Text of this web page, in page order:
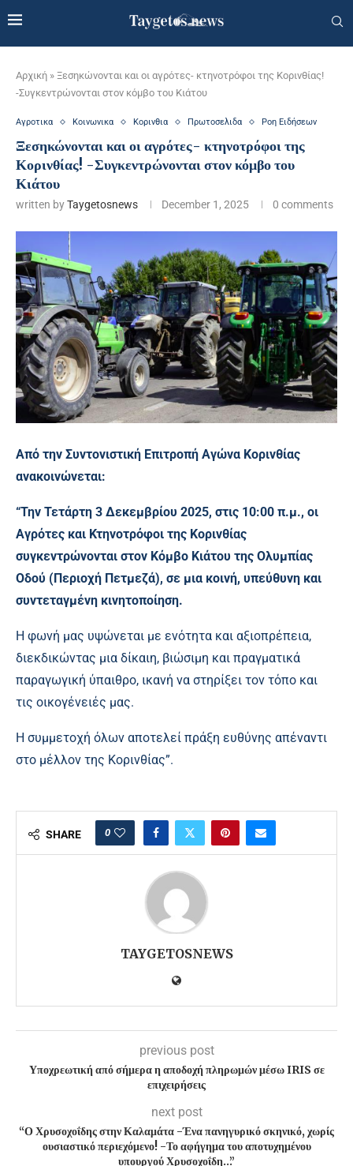
Αρχική » Ξεσηκώνονται και οι αγρότες- κτηνοτρόφοι της Κορινθίας!
-Συγκεντρώνονται στον κόμβο του Κιάτου
Αγροτικα Κοινωνικα Κορινθια Πρωτοσελιδα Ροη Ειδήσεων
Ξεσηκώνονται και οι αγρότες- κτηνοτρόφοι της
Κορινθίας! -Συγκεντρώνονται στον κόμβο του
Κιάτου
written byTaygetosnews December 1, 2025 0 comments
Από την Συντονιστική Επιτροπή Αγώνα Κορινθίας
ανακοινώνεται:
“Την Τετάρτη 3 Δεκεμβρίου 2025, στις 10:00 π.μ., οι
Αγρότες και Κτηνοτρόφοι της Κορινθίας
συγκεντρώνονται στον Κόμβο Κιάτου της Ολυμπίας
Οδού (Περιοχή Πετμεζά), σε μια κοινή, υπεύθυνη και
συντεταγμένη κινητοποίηση.
Η φωνή μας υψώνεται με ενότητα και αξιοπρέπεια,
διεκδικώντας μια δίκαιη, βιώσιμη και πραγματικά
παραγωγική ύπαιθρο, ικανή να στηρίξει τον τόπο και
τις οικογένειές μας.
Η συμμετοχή όλων αποτελεί πράξη ευθύνης απέναντι
στο μέλλον της Κορινθίας”.
SHARE 0
TAYGETOSNEWS
previous post
Υποχρεωτική από σήμερα η αποδοχή πληρωμών μέσω IRIS σε
επιχειρήσεις
next post
“Ο Χρυσοχοΐδης στην Καλαμάτα -Ένα πανηγυρικό σκηνικό, χωρίς
ουσιαστικό περιεχόμενο! -Το αφήγημα του αποτυχημένου
υπουργού Χρυσοχοΐδη…”